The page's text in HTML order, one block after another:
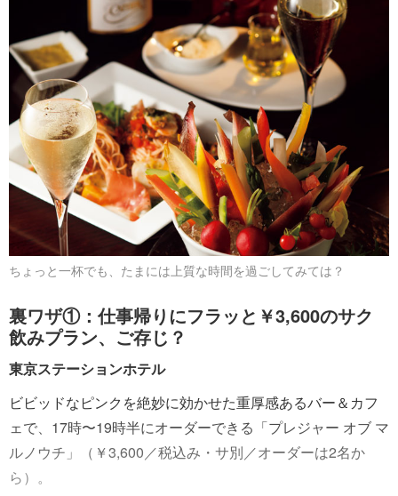
ちょっと一杯でも、たまには上質な時間を過ごしてみては？
裏ワザ①：仕事帰りにフラッと￥3,600のサク
飲みプラン、ご存じ？
東京ステーションホテル
ビビッドなピンクを絶妙に効かせた重厚感あるバー＆カフ
ェで、17時〜19時半にオーダーできる「プレジャー オブ マ
ルノウチ」（￥3,600／税込み・サ別／オーダーは2名か
ら）。